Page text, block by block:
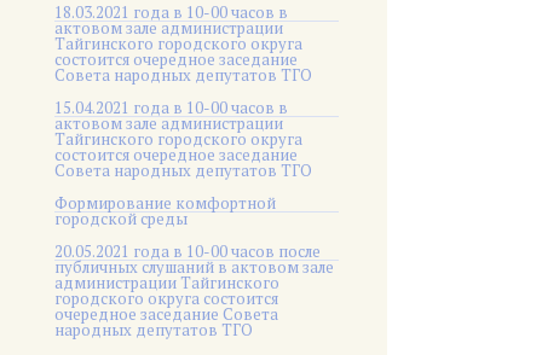
18.03.2021 года в 10-00 часов в
актовом зале администрации
Тайгинского городского округа
состоится очередное заседание
Совета народных депутатов ТГО
15.04.2021 года в 10-00 часов в
актовом зале администрации
Тайгинского городского округа
состоится очередное заседание
Совета народных депутатов ТГО
Формирование комфортной
городской среды
20.05.2021 года в 10-00 часов после
публичных слушаний в актовом зале
администрации Тайгинского
городского округа состоится
очередное заседание Совета
народных депутатов ТГО